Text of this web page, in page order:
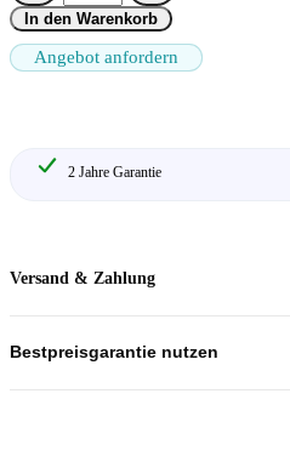
In den Warenkorb
Angebot anfordern
2 Jahre Garantie
Versand & Zahlung
Bestpreisgarantie nutzen